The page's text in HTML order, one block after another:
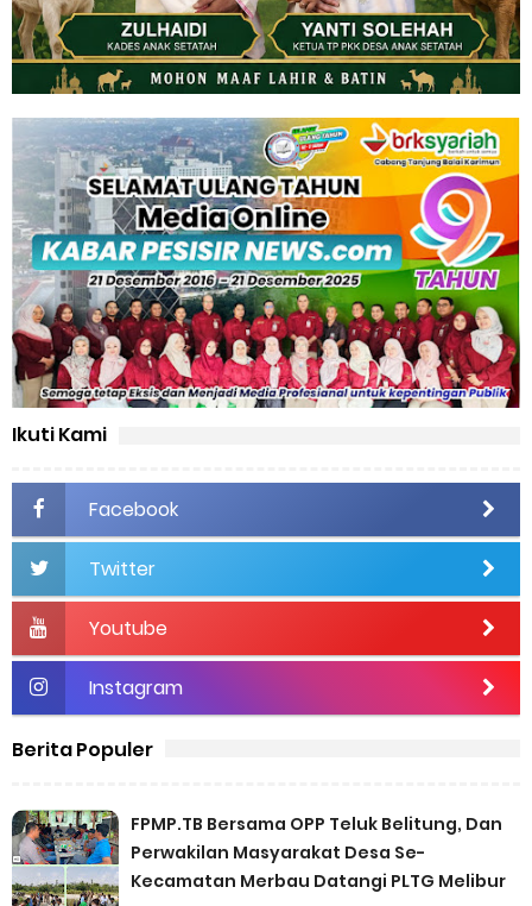
Ikuti Kami
Facebook
Twitter
Youtube
Instagram
Berita Populer
FPMP.TB Bersama OPP Teluk Belitung, Dan
Perwakilan Masyarakat Desa Se-
Kecamatan Merbau Datangi PLTG Melibur